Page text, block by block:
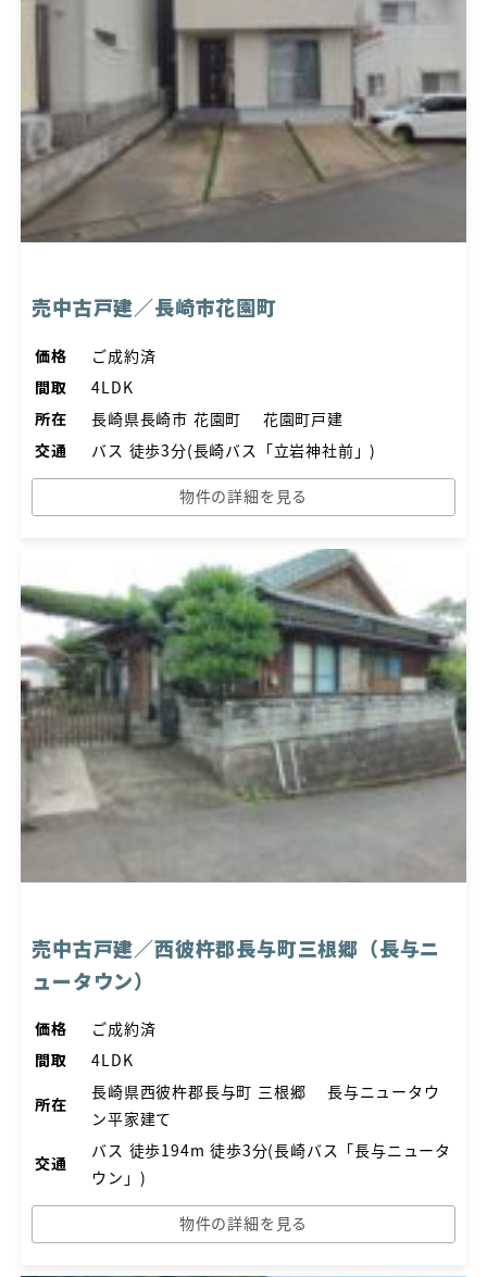
売中古戸建／長崎市花園町
価格
ご成約済
間取
4LDK
所在
長崎県長崎市 花園町 花園町戸建
交通
バス 徒歩3分(長崎バス「立岩神社前」)
物件の詳細を見る
売中古戸建／西彼杵郡長与町三根郷（長与ニ
ュータウン）
価格
ご成約済
間取
4LDK
所在
長崎県西彼杵郡長与町 三根郷 長与ニュータウ
ン平家建て
交通
バス 徒歩194m 徒歩3分(長崎バス「長与ニュータ
ウン」)
物件の詳細を見る